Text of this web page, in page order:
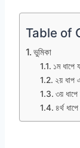
Table of
ভুমিকা
১ম ধাপে
২য় ধাপ
৩য় ধাপে
৪র্থ